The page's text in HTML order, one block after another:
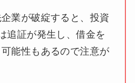
業が破綻すると、投資
追証が発生し、借金を
能性もあるので注意が